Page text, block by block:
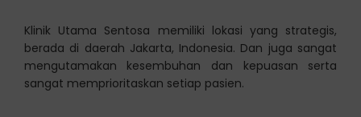
Klinik Utama Sentosa memiliki lokasi yang strategis,
berada di daerah Jakarta, Indonesia. Dan juga sangat
mengutamakan kesembuhan dan kepuasan serta
sangat memprioritaskan setiap pasien.